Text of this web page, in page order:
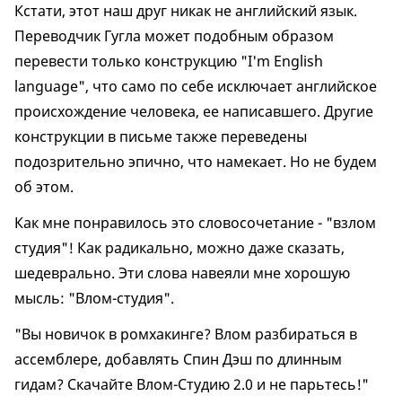
Кстати, этот наш друг никак не английский язык.
Переводчик Гугла может подобным образом
перевести только конструкцию "I'm English
language", что само по себе исключает английское
происхождение человека, ее написавшего. Другие
конструкции в письме также переведены
подозрительно эпично, что намекает. Но не будем
об этом.
Как мне понравилось это словосочетание - "взлом
студия"! Как радикально, можно даже сказать,
шедеврально. Эти слова навеяли мне хорошую
мысль: "Влом-студия".
"Вы новичок в ромхакинге? Влом разбираться в
ассемблере, добавлять Спин Дэш по длинным
гидам? Скачайте Влом-Студию 2.0 и не парьтесь!"